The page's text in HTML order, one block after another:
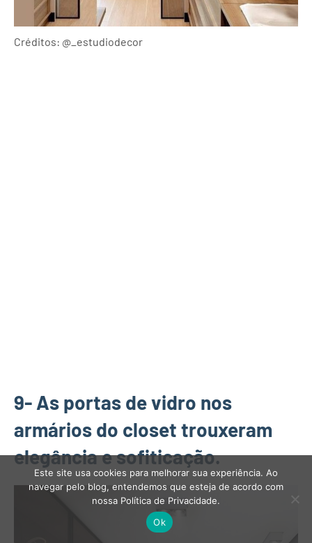
Créditos: @_estudiodecor
9- As portas de vidro nos
armários do closet trouxeram
elegância e sofiticação.
Este site usa cookies para melhorar sua experiência. Ao
navegar pelo blog, entendemos que esteja de acordo com
nossa Política de Privacidade.
Ok